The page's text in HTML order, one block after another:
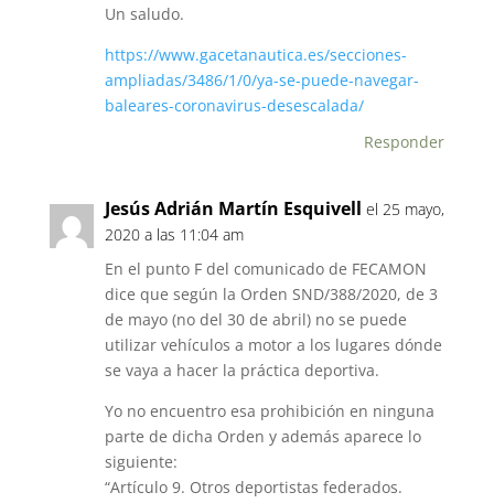
Un saludo.
https://www.gacetanautica.es/secciones-
ampliadas/3486/1/0/ya-se-puede-navegar-
baleares-coronavirus-desescalada/
Responder
Jesús Adrián Martín Esquivell el 25 mayo,
2020 a las 11:04 am
En el punto F del comunicado de FECAMON
dice que según la Orden SND/388/2020, de 3
de mayo (no del 30 de abril) no se puede
utilizar vehículos a motor a los lugares dónde
se vaya a hacer la práctica deportiva.
Yo no encuentro esa prohibición en ninguna
parte de dicha Orden y además aparece lo
siguiente:
“Artículo 9. Otros deportistas federados.